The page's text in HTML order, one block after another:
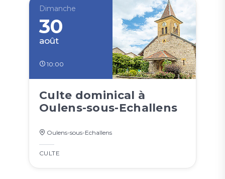
Dimanche
30
août
10:00
Culte dominical à
Oulens-sous-Echallens
Oulens-sous-Echallens
CULTE